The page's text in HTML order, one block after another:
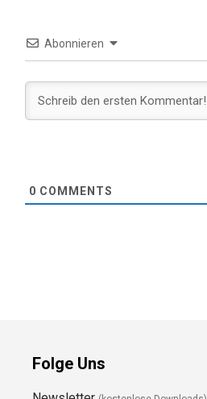
Abonnieren
0 COMMENTS
Folge Uns